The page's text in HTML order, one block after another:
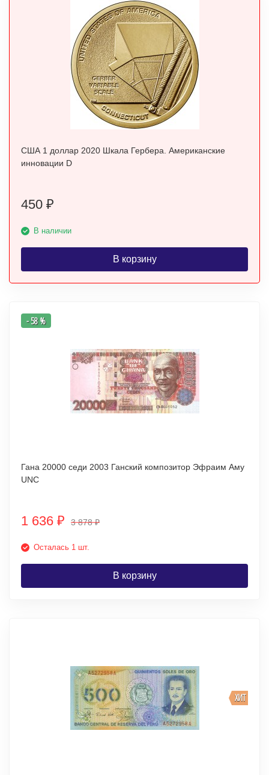
США 1 доллар 2020 Шкала Гербера. Американские
инновации D
450 ₽
В наличии
В корзину
- 58 %
Гана 20000 седи 2003 Ганский композитор Эфраим Аму
UNC
1 636 ₽ 3 878₽
Осталась 1 шт.
В корзину
ХИТ